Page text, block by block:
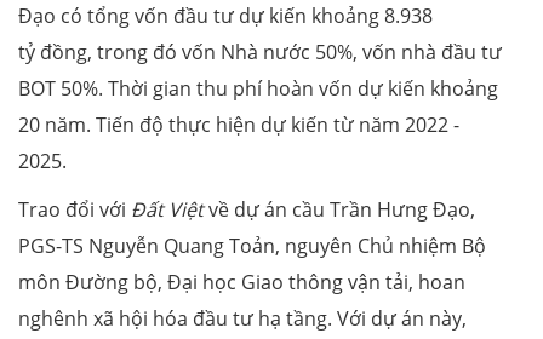
Đạo có tổng vốn đầu tư dự kiến khoảng 8.938
tỷ đồng, trong đó vốn Nhà nước 50%, vốn nhà đầu tư
BOT 50%. Thời gian thu phí hoàn vốn dự kiến khoảng
20 năm. Tiến độ thực hiện dự kiến từ năm 2022 -
2025.
Trao đổi với Đất Việtvề dự án cầu Trần Hưng Đạo,
PGS-TS Nguyễn Quang Toản, nguyên Chủ nhiệm Bộ
môn Đường bộ, Đại học Giao thông vận tải, hoan
nghênh xã hội hóa đầu tư hạ tầng. Với dự án này,